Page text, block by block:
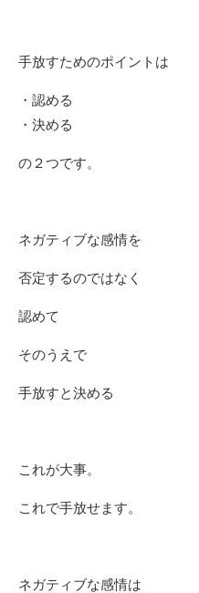
手放すためのポイントは
・認める
・決める
の２つです。
ネガティブな感情を
否定するのではなく
認めて
そのうえで
手放すと決める
これが大事。
これで手放せます。
ネガティブな感情は